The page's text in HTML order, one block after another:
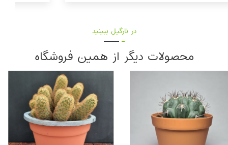
در نارگیل ببینید
محصولات دیگر از همین فروشگاه